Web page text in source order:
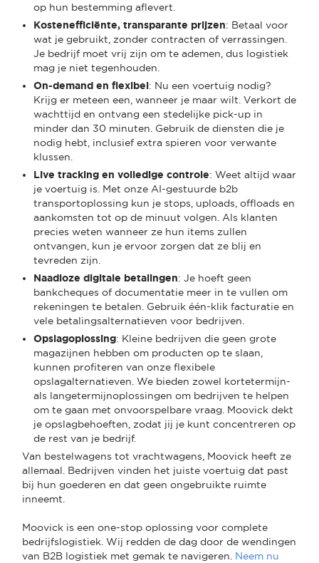
op hun bestemming aflevert.
Kostenefficiënte, transparante prijzen: Betaal voor
wat je gebruikt, zonder contracten of verrassingen.
Je bedrijf moet vrij zijn om te ademen, dus logistiek
mag je niet tegenhouden.
On-demand en flexibel: Nu een voertuig nodig?
Krijg er meteen een, wanneer je maar wilt. Verkort de
wachttijd en ontvang een stedelijke pick-up in
minder dan 30 minuten. Gebruik de diensten die je
nodig hebt, inclusief extra spieren voor verwante
klussen.
Live tracking en volledige controle: Weet altijd waar
je voertuig is. Met onze AI-gestuurde b2b
transportoplossing kun je stops, uploads, offloads en
aankomsten tot op de minuut volgen. Als klanten
precies weten wanneer ze hun items zullen
ontvangen, kun je ervoor zorgen dat ze blij en
tevreden zijn.
Naadloze digitale betalingen: Je hoeft geen
bankcheques of documentatie meer in te vullen om
rekeningen te betalen. Gebruik één-klik facturatie en
vele betalingsalternatieven voor bedrijven.
Opslagoplossing: Kleine bedrijven die geen grote
magazijnen hebben om producten op te slaan,
kunnen profiteren van onze flexibele
opslagalternatieven. We bieden zowel kortetermijn-
als langetermijnoplossingen om bedrijven te helpen
om te gaan met onvoorspelbare vraag. Moovick dekt
je opslagbehoeften, zodat jij je kunt concentreren op
de rest van je bedrijf.
Van bestelwagens tot vrachtwagens, Moovick heeft ze
allemaal. Bedrijven vinden het juiste voertuig dat past
bij hun goederen en dat geen ongebruikte ruimte
inneemt.
Moovick is een one-stop oplossing voor complete
bedrijfslogistiek. Wij redden de dag door de wendingen
van B2B logistiek met gemak te navigeren. Neem nu